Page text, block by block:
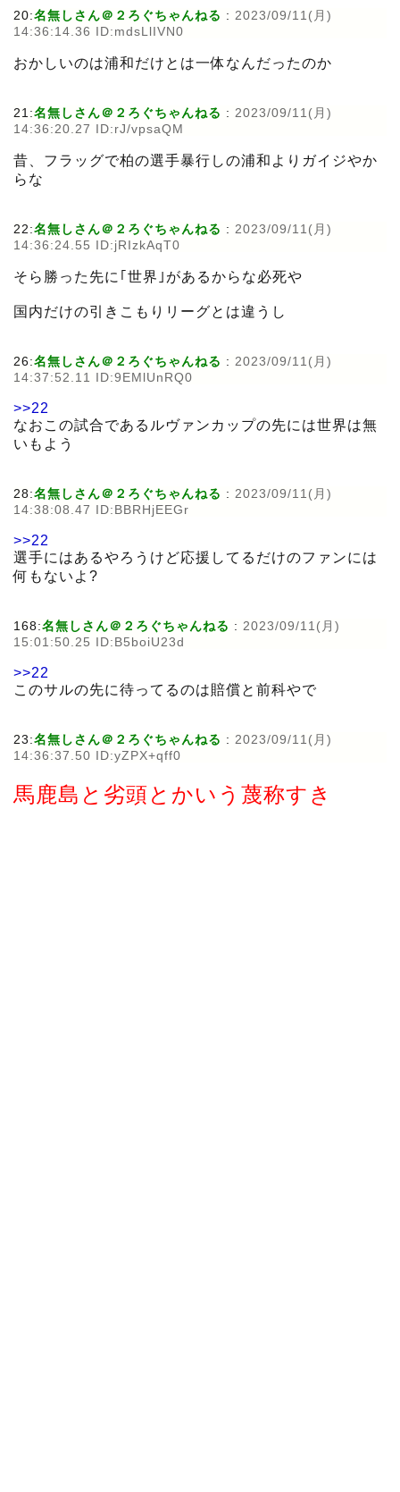
20:名無しさん＠２ろぐちゃんねる : 2023/09/11(月)
14:36:14.36 ID:mdsLlIVN0
おかしいのは浦和だけとは一体なんだったのか
21:名無しさん＠２ろぐちゃんねる : 2023/09/11(月)
14:36:20.27 ID:rJ/vpsaQM
昔、フラッグで柏の選手暴行しの浦和よりガイジやか
らな
22:名無しさん＠２ろぐちゃんねる : 2023/09/11(月)
14:36:24.55 ID:jRIzkAqT0
そら勝った先に｢世界｣があるからな必死や
国内だけの引きこもりリーグとは違うし
26:名無しさん＠２ろぐちゃんねる : 2023/09/11(月)
14:37:52.11 ID:9EMlUnRQ0
>>22
なおこの試合であるルヴァンカップの先には世界は無
いもよう
28:名無しさん＠２ろぐちゃんねる : 2023/09/11(月)
14:38:08.47 ID:BBRHjEEGr
>>22
選手にはあるやろうけど応援してるだけのファンには
何もないよ?
168:名無しさん＠２ろぐちゃんねる : 2023/09/11(月)
15:01:50.25 ID:B5boiU23d
>>22
このサルの先に待ってるのは賠償と前科やで
23:名無しさん＠２ろぐちゃんねる : 2023/09/11(月)
14:36:37.50 ID:yZPX+qff0
馬鹿島と劣頭とかいう蔑称すき